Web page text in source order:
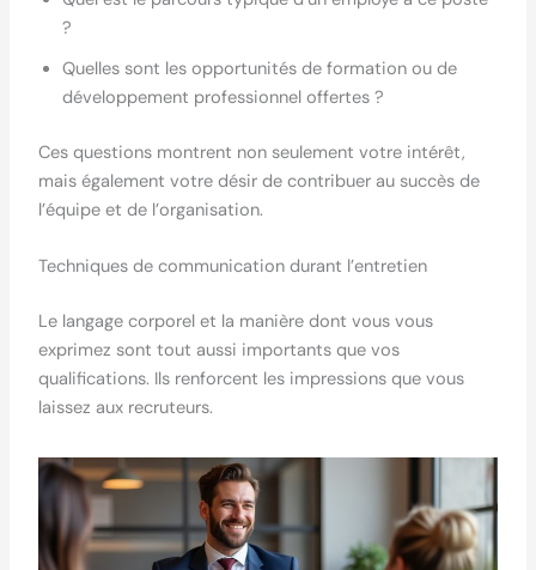
?
Quelles sont les opportunités de formation ou de
développement professionnel offertes ?
Ces questions montrent non seulement votre intérêt,
mais également votre désir de contribuer au succès de
l’équipe et de l’organisation.
Techniques de communication durant l’entretien
Le langage corporel et la manière dont vous vous
exprimez sont tout aussi importants que vos
qualifications. Ils renforcent les impressions que vous
laissez aux recruteurs.